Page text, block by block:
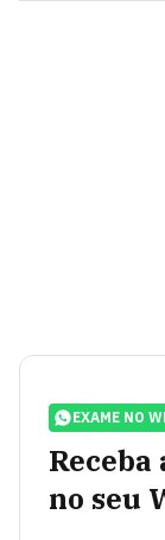
EXAME NO
Receba
no seu